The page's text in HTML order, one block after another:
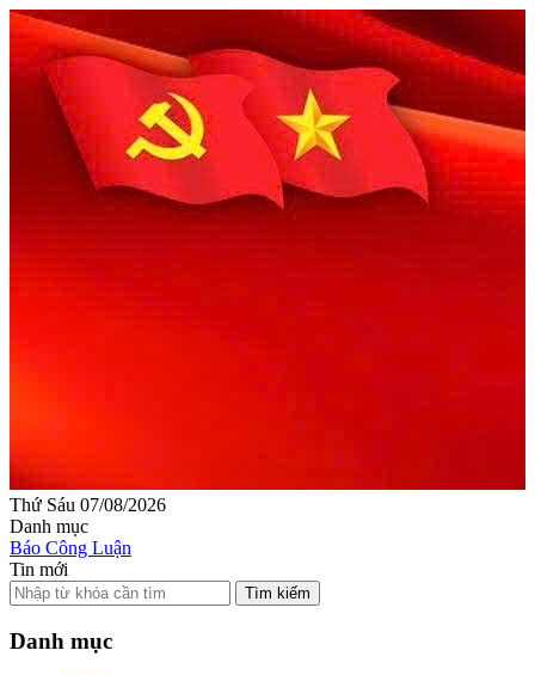
Thứ Sáu 07/08/2026
Danh mục
Báo Công Luận
Tin mới
Tìm kiếm
Danh mục